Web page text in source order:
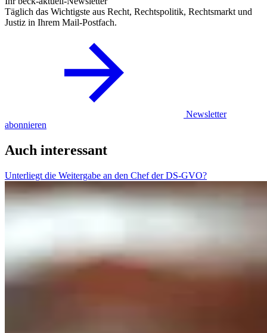
Täglich das Wichtigste aus Recht, Rechtspolitik, Rechtsmarkt und
Justiz in Ihrem Mail-Postfach.
Newsletter
abonnieren
Auch interessant
Unterliegt die Weitergabe an den Chef der DS-GVO?